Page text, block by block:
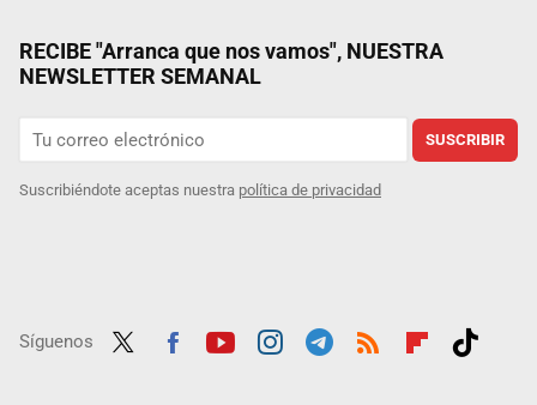
RECIBE "Arranca que nos vamos", NUESTRA
NEWSLETTER SEMANAL
SUSCRIBIR
Suscribiéndote aceptas nuestra política de privacidad
Síguenos